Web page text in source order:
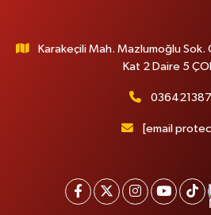
Karakeçili Mah. Mazlumoğlu
Kat 2 Daire 5
[email